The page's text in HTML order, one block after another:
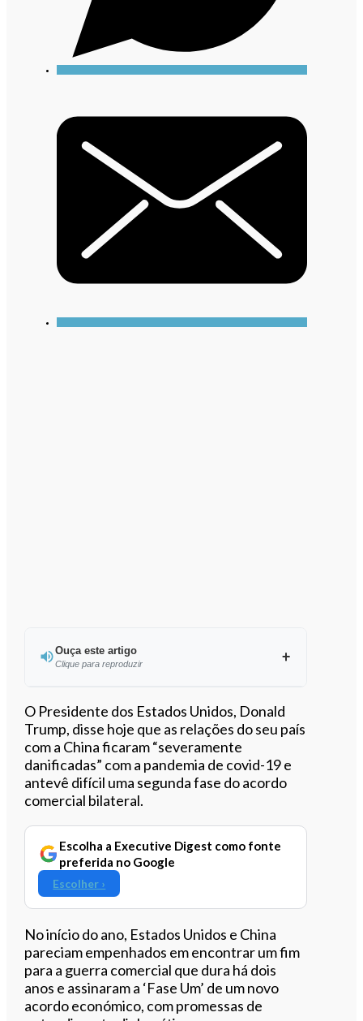
Ouça este artigo
Clique para reproduzir
Ouvir este artigo
O Presidente dos Estados Unidos, Donald
Trump, disse hoje que as relações do seu país
com a China ficaram “severamente
danificadas” com a pandemia de covid-19 e
antevê difícil uma segunda fase do acordo
comercial bilateral.
Escolha a Executive Digest como fonte
preferida no Google
Escolher ›
No início do ano, Estados Unidos e China
pareciam empenhados em encontrar um fim
para a guerra comercial que dura há dois
anos e assinaram a ‘Fase Um’ de um novo
acordo económico, com promessas de